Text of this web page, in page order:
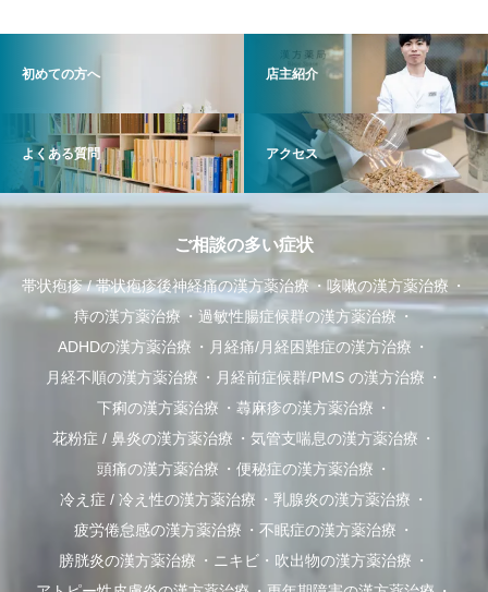
初めての方へ 店主紹介
よくある質問 アクセス
ご相談の多い症状
帯状疱疹 / 帯状疱疹後神経痛の漢方薬治療
咳嗽の漢方薬治療
痔の漢方薬治療
過敏性腸症候群の漢方薬治療
ADHDの漢方薬治療
月経痛/月経困難症の漢方治療
月経不順の漢方薬治療
月経前症候群/PMS の漢方治療
下痢の漢方薬治療
蕁麻疹の漢方薬治療
花粉症 / 鼻炎の漢方薬治療
気管支喘息の漢方薬治療
頭痛の漢方薬治療
便秘症の漢方薬治療
冷え症 / 冷え性の漢方薬治療
乳腺炎の漢方薬治療
疲労倦怠感の漢方薬治療
不眠症の漢方薬治療
膀胱炎の漢方薬治療
ニキビ・吹出物の漢方薬治療